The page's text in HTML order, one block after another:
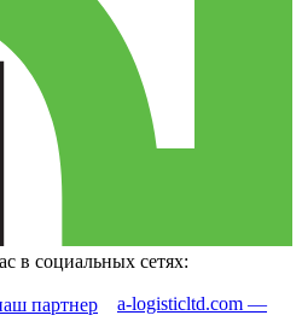
в социальных сетях:
a-logisticltd.com —